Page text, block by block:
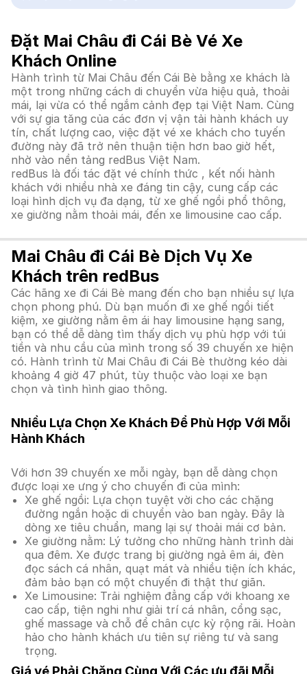
Đặt Mai Châu đi Cái Bè Vé Xe
Khách Online
Hành trình từ Mai Châu đến Cái Bè bằng xe khách là
một trong những cách di chuyển vừa hiệu quả, thoải
mái, lại vừa có thể ngắm cảnh đẹp tại Việt Nam. Cùng
với sự gia tăng của các đơn vị vận tải hành khách uy
tín, chất lượng cao, việc đặt vé xe khách cho tuyến
đường này đã trở nên thuận tiện hơn bao giờ hết,
nhờ vào nền tảng redBus Việt Nam.
redBus là đối tác đặt vé chính thức , kết nối hành
khách với nhiều nhà xe đáng tin cậy, cung cấp các
loại hình dịch vụ đa dạng, từ xe ghế ngồi phổ thông,
xe giường nằm thoải mái, đến xe limousine cao cấp.
Mai Châu đi Cái Bè Dịch Vụ Xe
Khách trên redBus
Các hãng xe đi Cái Bè mang đến cho bạn nhiều sự lựa
chọn phong phú. Dù bạn muốn đi xe ghế ngồi tiết
kiệm, xe giường nằm êm ái hay limousine hạng sang,
bạn có thể dễ dàng tìm thấy dịch vụ phù hợp với túi
tiền và nhu cầu của mình trong số 39 chuyến xe hiện
có. Hành trình từ Mai Châu đi Cái Bè thường kéo dài
khoảng 4 giờ 47 phút, tùy thuộc vào loại xe bạn
chọn và tình hình giao thông.
Nhiều Lựa Chọn Xe Khách Để Phù Hợp Với Mỗi
Hành Khách
Với hơn 39 chuyến xe mỗi ngày, bạn dễ dàng chọn
được loại xe ưng ý cho chuyến đi của mình:
Xe ghế ngồi: Lựa chọn tuyệt vời cho các chặng
đường ngắn hoặc di chuyển vào ban ngày. Đây là
dòng xe tiêu chuẩn, mang lại sự thoải mái cơ bản.
Xe giường nằm: Lý tưởng cho những hành trình dài
qua đêm. Xe được trang bị giường ngả êm ái, đèn
đọc sách cá nhân, quạt mát và nhiều tiện ích khác,
đảm bảo bạn có một chuyến đi thật thư giãn.
Xe Limousine: Trải nghiệm đẳng cấp với khoang xe
cao cấp, tiện nghi như giải trí cá nhân, cổng sạc,
ghế massage và chỗ để chân cực kỳ rộng rãi. Hoàn
hảo cho hành khách ưu tiên sự riêng tư và sang
trọng.